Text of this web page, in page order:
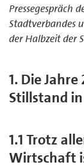
Pressegespräch
Stadtverbandes
der Halbzeit der
1. Die
Stillstand
1.1 Trotz
Wirtschaft